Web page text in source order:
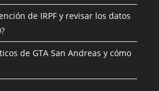
de IRPF y revisar los datos
de GTA San Andreas y cómo